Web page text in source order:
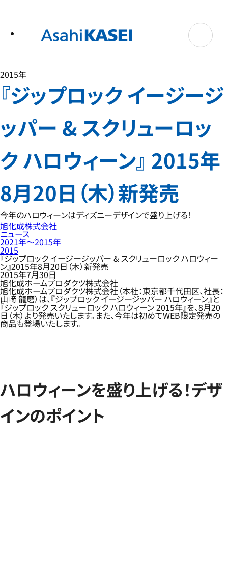
2015年
『ジップロック イージージ
ッパー & スクリューロッ
ク ハロウィーン』 2015年
8月20日（木）新発売
今年のハロウィーンはディズニーデザインで盛り上げる！
旭化成株式会社
ニュース
2021年〜2015年
2015
『ジップロック イージージッパー & スクリューロック ハロウィー
ン』2015年8月20日（木）新発売
2015年7月30日
旭化成ホームプロダクツ株式会社
旭化成ホームプロダクツ株式会社（本社：東京都千代田区、社長：
山﨑 龍磨）は、『ジップロック イージージッパー ハロウィーン』と
『ジップロック スクリューロック ハロウィーン 2015年』を、8月20
日（木）より発売いたします。また、今年は初めてWEB限定発売の
商品も登場いたします。
ハロウィーンを盛り上げる！デザ
インのポイント